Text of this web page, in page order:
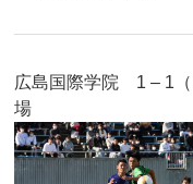
広島国際学院 1 – 1
場